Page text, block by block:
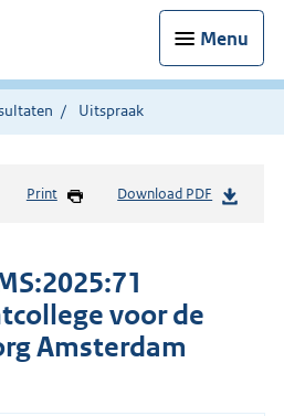
Menu
Uitspraak
Print Download PDF
voor de
Amsterdam